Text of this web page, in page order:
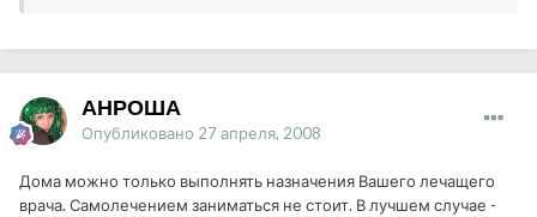
АНРОША
Опубликовано 27 апреля, 2008
Дома можно только выполнять назначения Вашего лечащего
врача. Самолечением заниматься не стоит. В лучшем случае -